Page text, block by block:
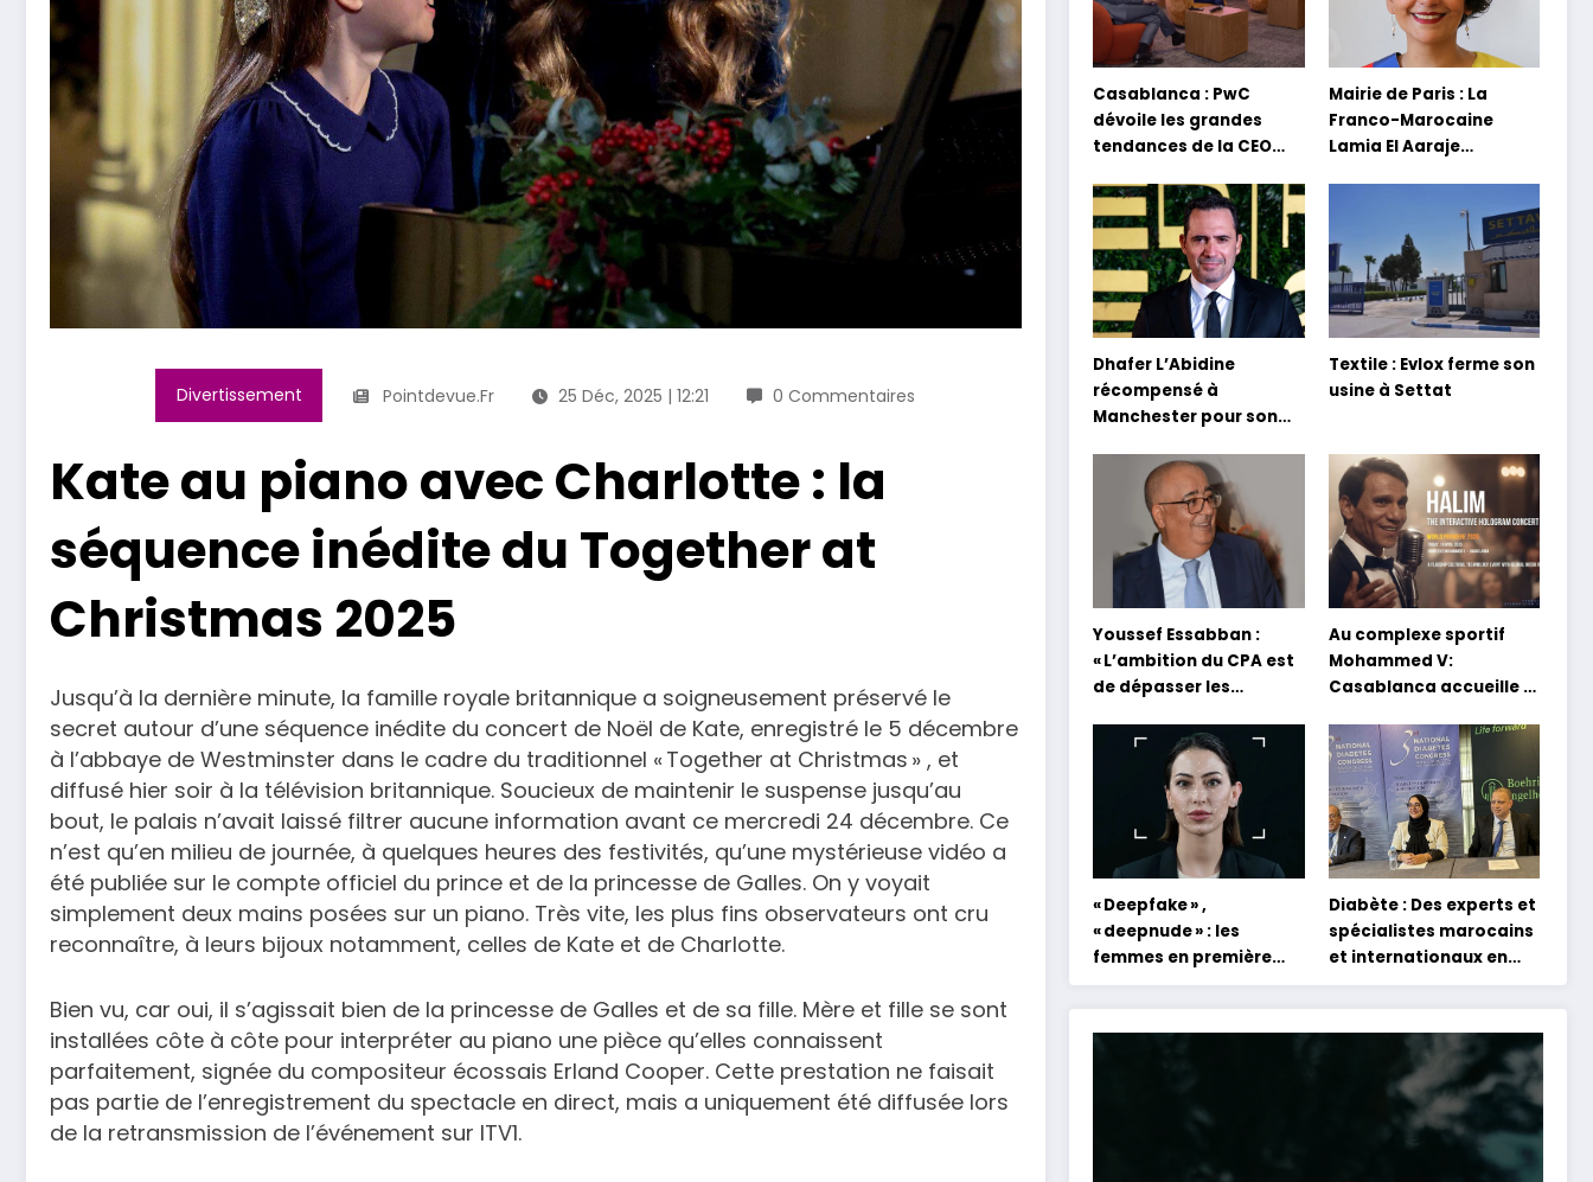
Divertissement Pointdevue.fr 25 Déc, 2025 | 12:21 0 Commentaires
Kate au piano avec Charlotte : la
séquence inédite du Together at
Christmas 2025
Jusqu’à la dernière minute, la famille royale britannique a soigneusement préservé le
secret autour d’une séquence inédite du concert de Noël de Kate, enregistré le 5 décembre
à l’abbaye de Westminster dans le cadre du traditionnel « Together at Christmas » , et
diffusé hier soir à la télévision britannique. Soucieux de maintenir le suspense jusqu’au
bout, le palais n’avait laissé filtrer aucune information avant ce mercredi 24 décembre. Ce
n’est qu’en milieu de journée, à quelques heures des festivités, qu’une mystérieuse vidéo a
été publiée sur le compte officiel du prince et de la princesse de Galles. On y voyait
simplement deux mains posées sur un piano. Très vite, les plus fins observateurs ont cru
reconnaître, à leurs bijoux notamment, celles de Kate et de Charlotte.
Bien vu, car oui, il s’agissait bien de la princesse de Galles et de sa fille. Mère et fille se sont
installées côte à côte pour interpréter au piano une pièce qu’elles connaissent
parfaitement, signée du compositeur écossais Erland Cooper. Cette prestation ne faisait
pas partie de l’enregistrement du spectacle en direct, mais a uniquement été diffusée lors
de la retransmission de l’événement sur ITV1.
Casablanca : PwC
dévoile les grandes
tendances de la CEO
Mairie de Paris : La
Franco-Marocaine
Lamia El Aaraje
Dhafer L’Abidine
récompensé à
Manchester pour son
Textile : Evlox ferme son
usine à Settat
Youssef Essabban :
« L’ambition du CPA est
de dépasser les
et académiques de
formation en
s’appuyant sur le
partage des
expériences »
Au complexe sportif
Mohammed V:
Casablanca accueille la
concert holographique
d’Abdel Halim Hafez
« Deepfake » ,
« deepnude » : les
femmes en première
ligne face aux dangers
de l’intelligence
artificielle
Diabète : Des experts et
spécialistes marocains
et internationaux en
conclave à Tanger